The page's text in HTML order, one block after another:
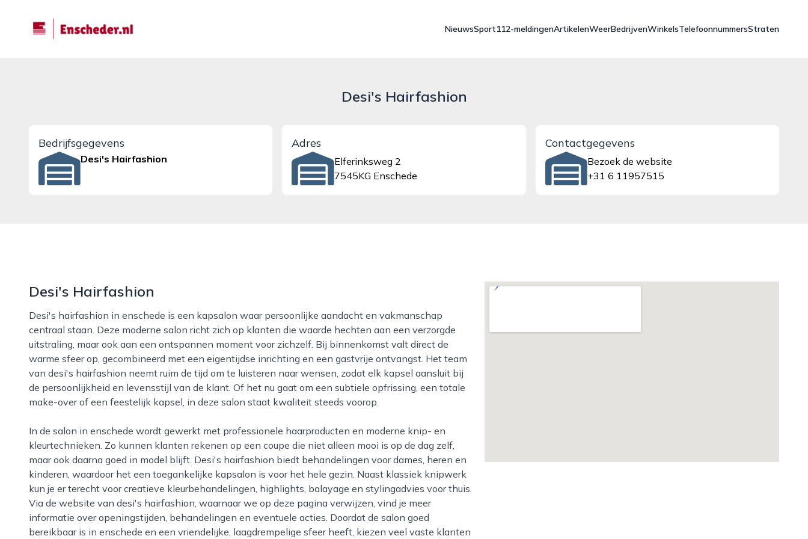
enscheder.nl
NieuwsSport112-meldingenArtikelenWeerBedrijvenWinkelsTelefoonnummersStraten
Desi's Hairfashion
Bedrijfsgegevens
Desi's Hairfashion
Adres
Elferinksweg 2
7545KG Enschede
Contactgegevens
Bezoek de website
+31 6 11957515
Desi's Hairfashion
Desi's hairfashion in enschede is een kapsalon waar persoonlijke aandacht en vakmanschap
centraal staan. Deze moderne salon richt zich op klanten die waarde hechten aan een verzorgde
uitstraling, maar ook aan een ontspannen moment voor zichzelf. Bij binnenkomst valt direct de
warme sfeer op, gecombineerd met een eigentijdse inrichting en een gastvrije ontvangst. Het team
van desi's hairfashion neemt ruim de tijd om te luisteren naar wensen, zodat elk kapsel aansluit bij
de persoonlijkheid en levensstijl van de klant. Of het nu gaat om een subtiele opfrissing, een totale
make-over of een feestelijk kapsel, in deze salon staat kwaliteit steeds voorop.
In de salon in enschede wordt gewerkt met professionele haarproducten en moderne knip- en
kleurtechnieken. Zo kunnen klanten rekenen op een coupe die niet alleen mooi is op de dag zelf,
maar ook daarna goed in model blijft. Desi's hairfashion biedt behandelingen voor dames, heren en
kinderen, waardoor het een toegankelijke kapsalon is voor het hele gezin. Naast klassiek knipwerk
kun je er terecht voor creatieve kleurbehandelingen, highlights, balayage en stylingadvies voor thuis.
Via de website van desi's hairfashion, waarnaar we op deze pagina verwijzen, vind je meer
informatie over openingstijden, behandelingen en eventuele acties. Doordat de salon goed
bereikbaar is in enschede en een vriendelijke, laagdrempelige sfeer heeft, kiezen veel vaste klanten